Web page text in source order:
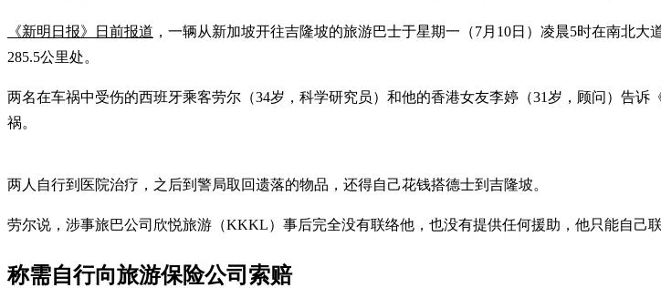
《新明日报》日前报道 ，一辆从新加坡开往吉隆坡的旅游巴士于星期一（7月10日）凌晨5时在南北
285.5公里处。
两名在车祸中受伤的西班牙乘客劳尔（34岁，科学研究员）和他的香港女友李婷（31岁，顾问）告
祸。
两人自行到医院治疗，之后到警局取回遗落的物品，还得自己花钱搭德士到吉隆坡。
劳尔说，涉事旅巴公司欣悦旅游（KKKL）事后完全没有联络他，也没有提供任何援助，他只能自己联
称需自行向旅游保险公司索赔